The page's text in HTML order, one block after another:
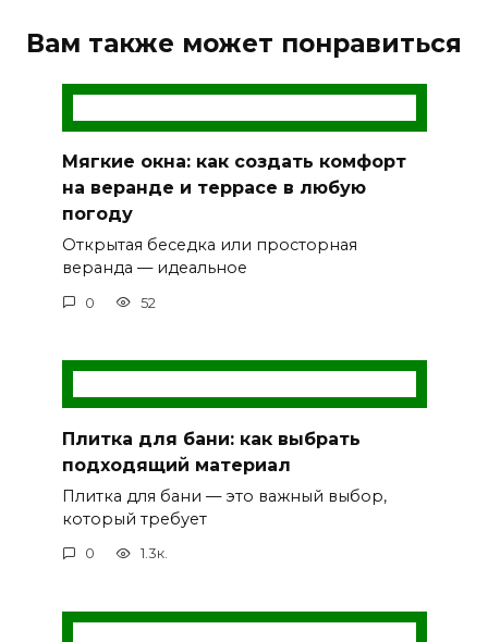
Вам также может понравиться
Мягкие окна: как создать комфорт
на веранде и террасе в любую
погоду
Открытая беседка или просторная
веранда — идеальное
0 52
Плитка для бани: как выбрать
подходящий материал
Плитка для бани — это важный выбор,
который требует
0 1.3к.